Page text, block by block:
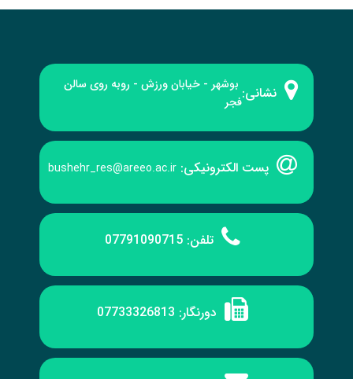
نشانی: بوشهر - خیابان ورزش - روبه‌ روی سالن
فجر
پست الکترونیکی: bushehr_res@areeo.ac.ir
تلفن: 07791090715
دورنگار: 07733326813